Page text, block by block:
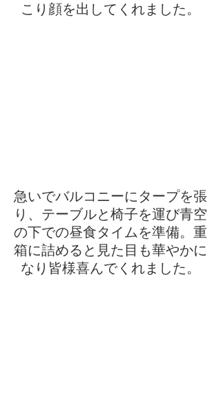
こり顔を出してくれました。
急いでバルコニーにタープを張
り、テーブルと椅子を運び青空
の下での昼食タイムを準備。重
箱に詰めると見た目も華やかに
なり皆様喜んでくれました。